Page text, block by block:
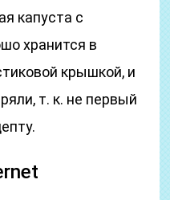
капуста с
хранится в
крышкой, и
т. к. не первый